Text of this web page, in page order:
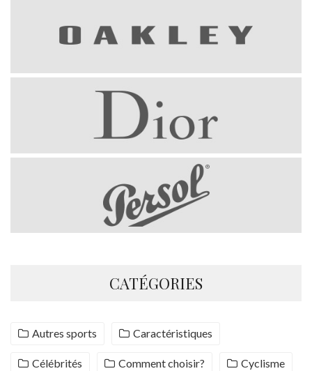
CATÉGORIES
Autres sports Caractéristiques
Célébrités Comment choisir? Cyclisme